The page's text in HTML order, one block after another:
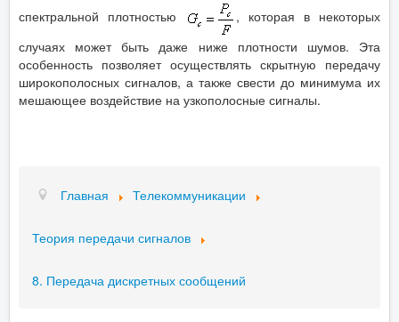
спектральной плотностью
, которая в некоторых
случаях может быть даже ниже плотности шумов. Эта
особенность позволяет осуществлять скрытную передачу
широкополосных сигналов, а также свести до минимума их
мешающее воздействие на узкополосные сигналы.
Главная Телекоммуникации
Теория передачи сигналов
8. Передача дискретных сообщений